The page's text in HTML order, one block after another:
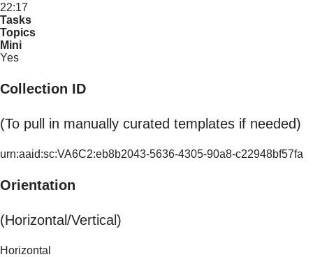
22:17
Tasks
Topics
Mini
Yes
Collection ID
(To pull in manually curated templates if needed)
urn:aaid:sc:VA6C2:eb8b2043-5636-4305-90a8-c22948bf57fa
Orientation
(Horizontal/Vertical)
Horizontal